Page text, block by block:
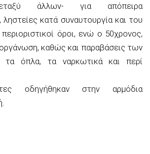
άλλων- για απόπειρα
κατά συναυτουργία και του
όροι, ενώ ο 50χρονος,
καθώς και παραβάσεις των
τα όπλα, τα ναρκωτικά και περί
οδηγήθηκαν στην αρμόδια